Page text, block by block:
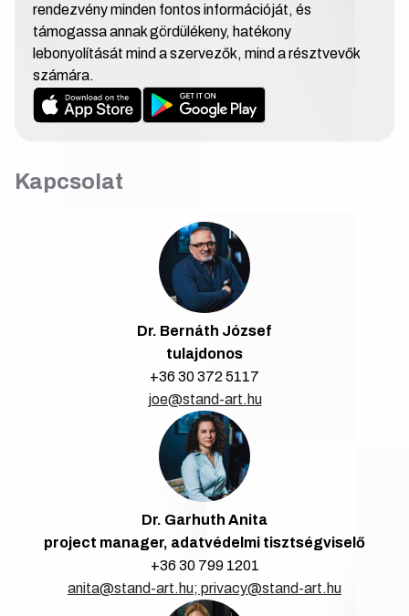
rendezvény minden fontos információját, és
támogassa annak gördülékeny, hatékony
lebonyolítását mind a szervezők, mind a résztvevők
számára.
Kapcsolat
Dr. Bernáth József
tulajdonos
+36 30 372 5117
joe@stand-art.hu
Dr. Garhuth Anita
project manager, adatvédelmi tisztségviselő
+36 30 799 1201
anita@stand-art.hu; privacy@stand-art.hu